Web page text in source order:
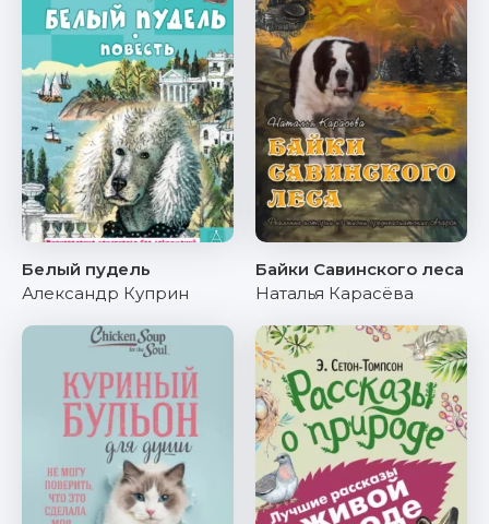
Белый пудель
Александр Куприн
Байки Савинского леса
Наталья Карасёва